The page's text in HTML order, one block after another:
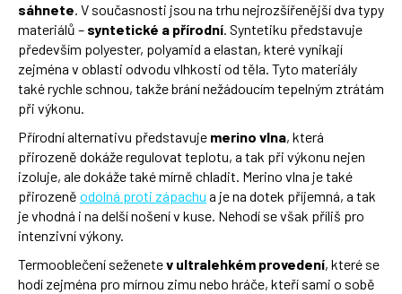
sáhnete. V současnosti jsou na trhu nejrozšířenější dva typy
materiálů – syntetické a přírodní. Syntetiku představuje
především polyester, polyamid a elastan, které vynikají
zejména v oblasti odvodu vlhkosti od těla. Tyto materiály
také rychle schnou, takže brání nežádoucím tepelným ztrátám
při výkonu.
Přírodní alternativu představuje merino vlna, která
přirozeně dokáže regulovat teplotu, a tak při výkonu nejen
izoluje, ale dokáže také mírně chladit. Merino vlna je také
přirozeně odolná proti zápachu a je na dotek příjemná, a tak
je vhodná i na delší nošení v kuse. Nehodí se však příliš pro
intenzivní výkony.
Termooblečení seženetev ultralehkém provedení, které se
hodí zejména pro mírnou zimu nebo hráče, kteří sami o sobě